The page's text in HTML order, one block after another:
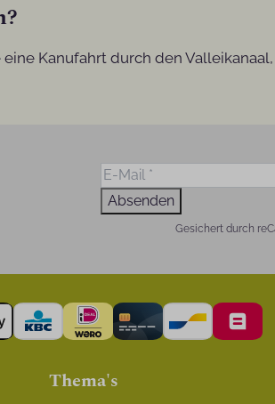
eine Kanufahrt durch den
Absenden
Gesichert durch
Thema's